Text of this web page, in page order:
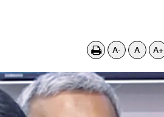
A- A A+